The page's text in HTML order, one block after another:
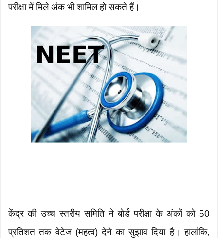
परीक्षा में मिले अंक भी शामिल हो सकते हैं।
केंद्र की उच्च स्तरीय समिति ने बोर्ड परीक्षा के अंकों को 50
प्रतिशत तक वेटेज (महत्व) देने का सुझाव दिया है। हालांकि,